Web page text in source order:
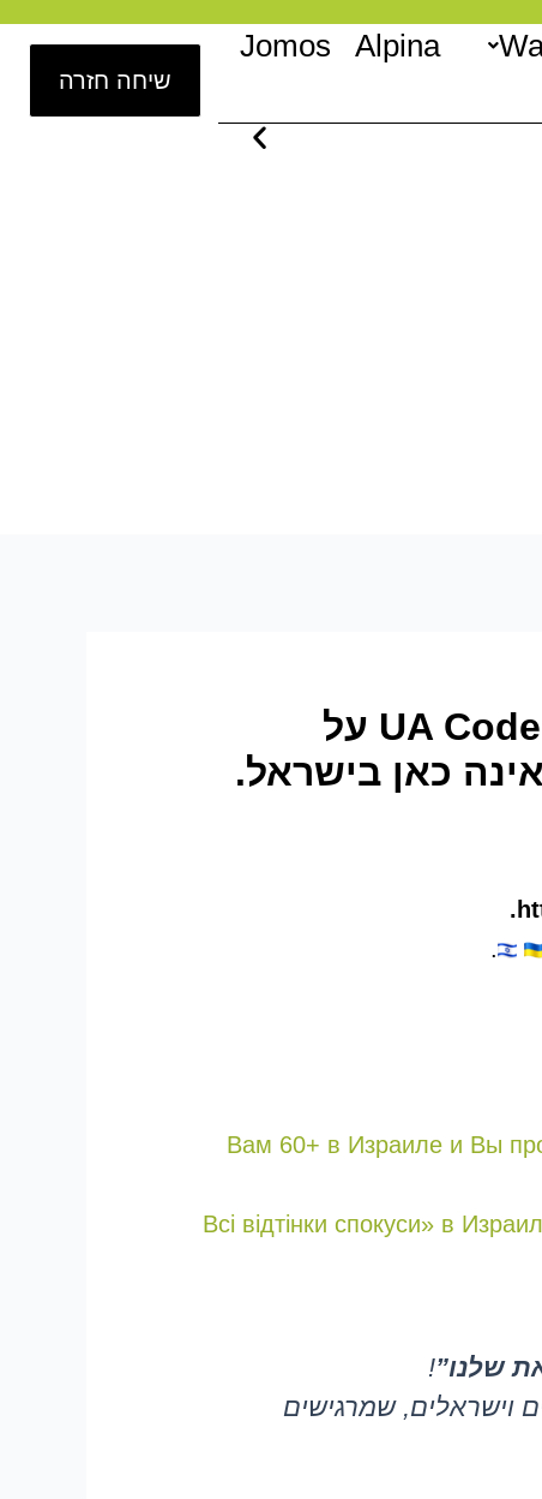
Alpina
Jomos
שיחה חזרה
סרטון: “הכר את שלנו”. פבלו גאליך. פרויקט וידאו של UA Code על
כאן בישראל.
.
Вам 60+ в Израиле и Вы
«Всі відтінки спокуси» в
שלנו”!
וישראלים, שמרגישים